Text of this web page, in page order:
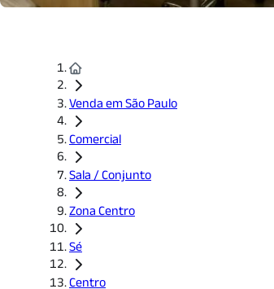
Venda em São Paulo
Comercial
Sala / Conjunto
Zona Centro
Sé
Centro